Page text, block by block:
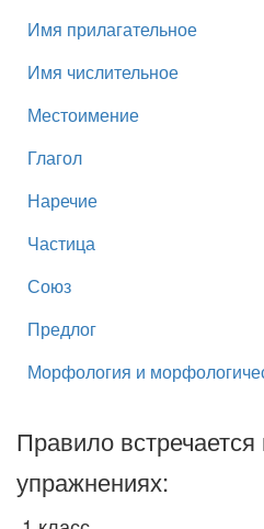
Имя прилагательное
Имя числительное
Местоимение
Глагол
Наречие
Частица
Союз
Предлог
Морфология и
Правило
упражнениях: